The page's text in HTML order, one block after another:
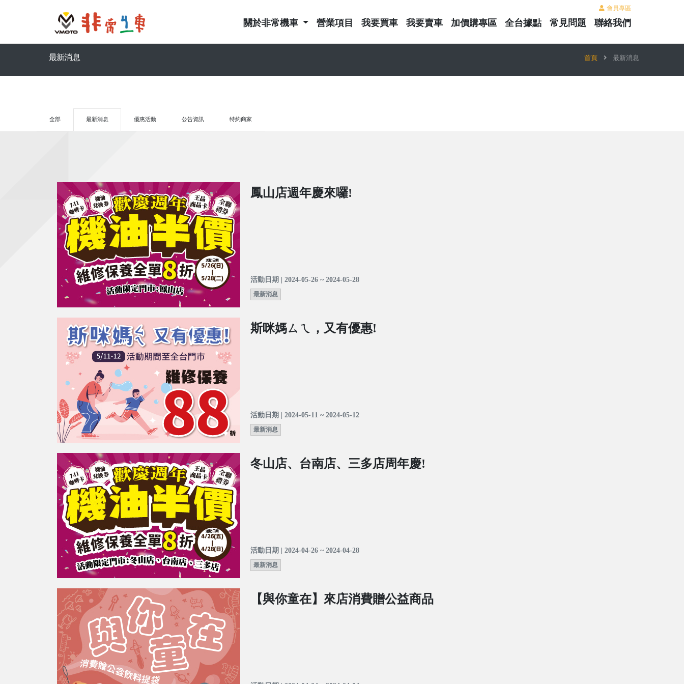
會員專區
關於非常機車 營業項目 我要買車 我要賣車 加價購專區 全台據點 常見問題 聯絡我們
最新消息 首頁 最新消息
全部 最新消息 優惠活動 公告資訊 特約商家
鳳山店週年慶來囉!
活動日期 | 2024-05-26 ~ 2024-05-28
最新消息
斯咪媽ㄙㄟ，又有優惠!
活動日期 | 2024-05-11 ~ 2024-05-12
最新消息
冬山店、台南店、三多店周年慶!
活動日期 | 2024-04-26 ~ 2024-04-28
最新消息
【與你童在】來店消費贈公益商品